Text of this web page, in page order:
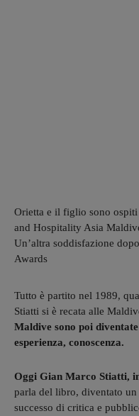
Orietta e il figlio sono
and Hospitality Asia
Un’altra soddisfazione
Awards
Tutto è partito nel 1989,
Stiatti si è recata alle
Maldive sono poi
esperienza, conoscenza.
Oggi Gian Marco Stiatti,
parla del libro, diventato
successo di critica e